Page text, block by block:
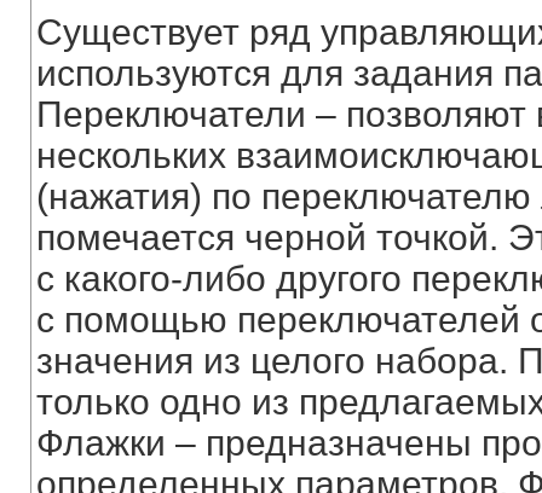
Существует ряд
используются для задания
Переключатели – позволяют
нескольких
(нажатия) по
помечается черной точкой.
с какого-либо другого
с помощью переключателей
значения из целого набора.
только одно из
Флажки – предназначены
определенных параметров.